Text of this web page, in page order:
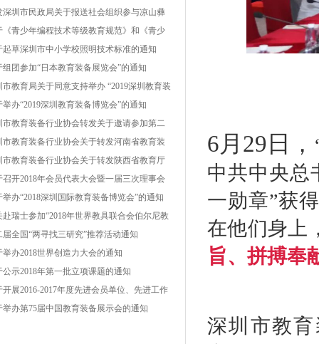
大会暨一届四次理事会的通知
深圳市民政局关于报送社会组织参与凉山彝
治州普格县、金阳县、甘洛县、雷波县脱贫
帮扶项目的通知
《青少年编程技术等级教育规范》和《青少
器人技术等级教育规范》团体标准编制工作
通知
起草深圳市中小学校照明技术标准的通知
组团参加“日本教育装备展览会”的通知
市教育局关于同意支持举办 “2019深圳教育装
览会”的复函
举办“2019深圳教育装备博览会”的通知
市教育装备行业协会转发关于邀请参加第二
南教育装备展示会的函
市教育装备行业协会关于转发河南省教育装
业协会《关于举办“第二届中国（郑州）国际
装备博览会暨教育产业发展高峰论坛”的通
的函
市教育装备行业协会关于转发陕西省教育厅
技术装备管理中心《关于举办“2019西部教育
博览会”的通知》的函
召开2018年会员代表大会暨一届三次理事会
知
举办“2018深圳国际教育装备博览会”的通知
赴瑞士参加“2018年世界教具联合会伯尔尼教
术装备展”的组团通知
届全国“两寻找三研究”推荐活动通知
举办2018世界创造力大会的通知
公示2018年第一批立项课题的通知
开展2016-2017年度先进会员单位、先进工作
选表彰活动的通知
举办第75届中国教育装备展示会的通知
6月29 日，
中共中央总
一勋章”获
在他们身上
旨、拼搏奉
深圳市教